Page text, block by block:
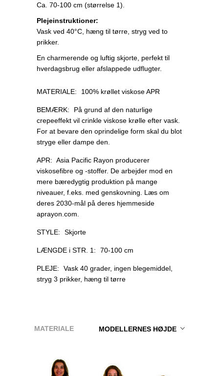
Ca. 70-100 cm (størrelse 1).
Plejeinstruktioner:
Vask ved 40°C, hæng til tørre, stryg ved to
prikker.
En charmerende og luftig skjorte, perfekt til
hverdagsbrug eller afslappede udflugter.
MATERIALE: 100% krøllet viskose APR
BEMÆRK:
På grund af den naturlige
crepeeffekt vil crinkle viskose krølle efter vask.
For at bevare den oprindelige form skal du blot
stryge eller dampe den.
APR: Asia Pacific Rayon producerer
viskosefibre og -stoffer. De arbejder mod en
mere bæredygtig produktion på mange
niveauer, f.eks. med genskovning. Læs om
deres 2030-mål på deres hjemmeside
aprayon.com.
STYLE: Skjorte
LÆNGDE i STR. 1: 70-100 cm
PLEJE:
Vask 40 grader, ingen blegemiddel,
stryg 3 prikker, hæng til tørre
MODELLERNES HØJDE
MATERIALE